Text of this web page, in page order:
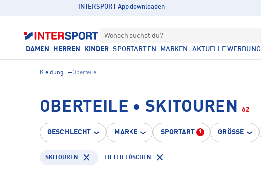
INTERSPORT App downloaden
Wonach suchst du?
DAMEN HERREN KINDER SPORTARTEN MARKEN AKTUELLE WERBUNG
Kleidung Oberteile
OBERTEILE • SKITOUREN 62
GESCHLECHT MARKE SPORTART 1 GRÖSSE
SKITOUREN FILTER LÖSCHEN